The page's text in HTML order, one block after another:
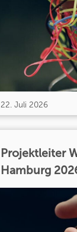
22. Juli 2026
Projektleiter
Hamburg